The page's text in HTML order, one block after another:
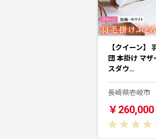
【クイーン】
団 本掛け マザ
スダウ…
長崎県壱岐市
￥260,000